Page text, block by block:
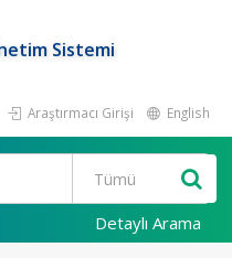
Sistemi
Araştırmacı Girişi English
Detaylı Arama